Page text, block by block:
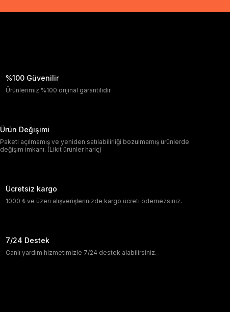
%100 Güvenilir
Ürünlerimiz %100 orijinal garantilidir.
Ürün Değişimi
Paketi açılmamış ve yeniden satılabilirliği bozulmamış ürünlerde
değişim imkanı. (Likit ürünler hariç)
Ücretsiz kargo
1000 ₺ ve üzeri alışverişlerinizde kargo ücreti ödemezsiniz.
7/24 Destek
Canlı yardım hizmetimizle 7/24 destek alabilirsiniz.